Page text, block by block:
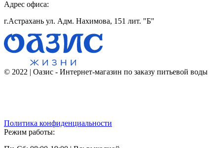
Адрес офиса:
г.Астрахань ул. Адм. Нахимова, 151 лит. "Б"
© 2022 | Оазис - Интернет-магазин по заказу питьевой воды
Политика конфиденциальности
Режим работы: